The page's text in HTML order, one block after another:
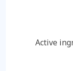
Active